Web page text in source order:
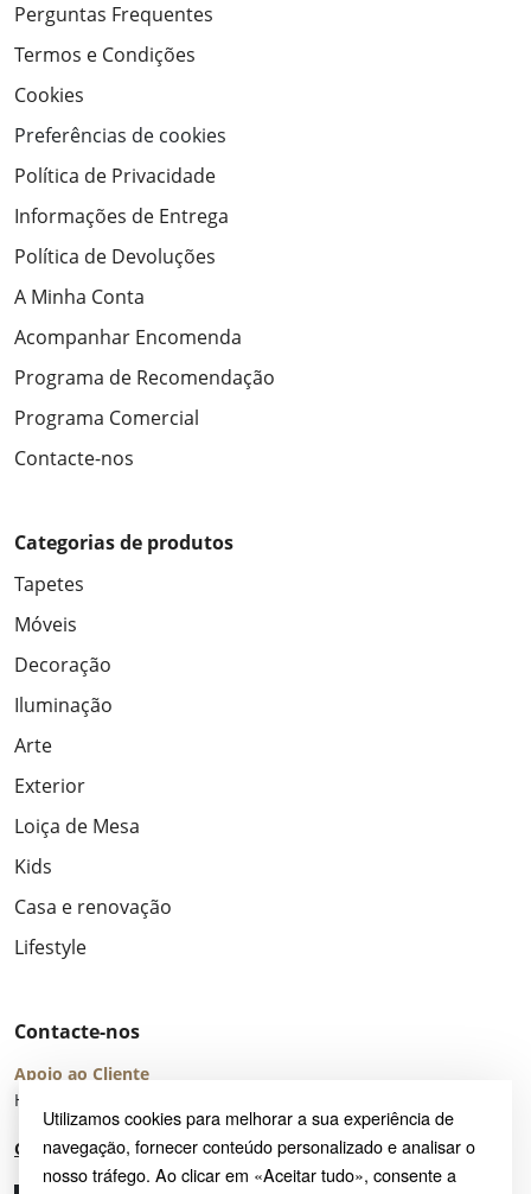
Utilizamos cookies para melhorar a sua experiência de
navegação, fornecer conteúdo personalizado e analisar o
nosso tráfego. Ao clicar em «Aceitar tudo», consente a
Perguntas Frequentes
Termos e Condições
Cookies
Preferências de cookies
Política de Privacidade
Informações de Entrega
Política de Devoluções
A Minha Conta
Acompanhar Encomenda
Programa de Recomendação
Programa Comercial
Contacte-nos
Categorias de produtos
Tapetes
Móveis
Decoração
Iluminação
Arte
Exterior
Loiça de Mesa
Kids
Casa e renovação
Lifestyle
Contacte-nos
Apoio ao Cliente
Horário de Atendimento: seg – sex 8:00 – 16:00 (UTC+2)
Centro de Ajuda